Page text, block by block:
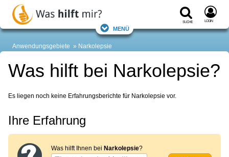
Suche Login
Menü
Anwendungsgebiete Narkolepsie
Was hilft bei Narkolepsie?
Es liegen noch keine Erfahrungsberichte für Narkolepsie vor.
Ihre Erfahrung
Was hilft Ihnen bei Narkolepsie?